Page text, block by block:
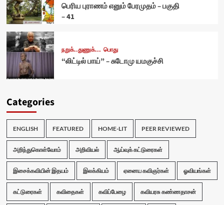
பெரிய புராணம் எனும் பேரமுதம் – பகுதி
– 41
நறுக்..துணுக்... பொது
“லிட்டில் பாய்” – சுடோமு யமகுச்சி
Categories
ENGLISH FEATURED HOME-LIT PEER REVIEWED
அறிந்துகொள்வோம் அறிவியல் ஆய்வுக் கட்டுரைகள்
இசைக்கவியின் இதயம் இலக்கியம் ஏனைய கவிஞர்கள் ஓவியங்கள்
கட்டுரைகள் கவிதைகள் கவிப்பேழை கவியரசு கண்ணதாசன்